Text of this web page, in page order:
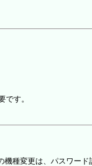
です。
種変更は、パスワード